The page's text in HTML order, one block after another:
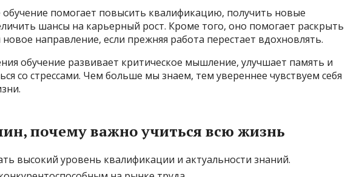
помогает повысить квалификацию, получить новые
шансы на карьерный рост. Кроме того, оно помогает раскрыть
направление, если прежняя работа перестает вдохновлять.
обучение развивает критическое мышление, улучшает память и
со стрессами. Чем больше мы знаем, тем увереннее чувствуем себя
почему важно учиться всю жизнь
высокий уровень квалификации и актуальности знаний.